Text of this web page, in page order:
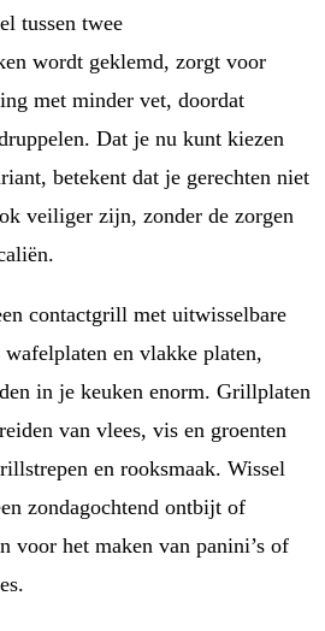
tussen twee
wordt geklemd, zorgt voor
met minder vet, doordat
Dat je nu kunt kiezen
betekent dat je gerechten niet
veiliger zijn, zonder de zorgen
contactgrill met uitwisselbare
en vlakke platen,
in je keuken enorm. Grillplaten
van vlees, vis en groenten
en rooksmaak. Wissel
zondagochtend ontbijt of
voor het maken van panini’s of